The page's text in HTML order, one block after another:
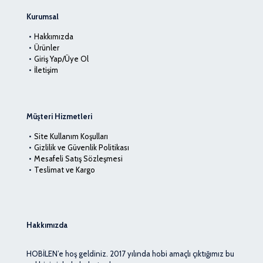
Kurumsal
Hakkımızda
Ürünler
Giriş Yap/Üye Ol
İletişim
Müşteri Hizmetleri
Site Kullanım Koşulları
Gizlilik ve Güvenlik Politikası
Mesafeli Satış Sözleşmesi
Teslimat ve Kargo
Hakkımızda
HOBİLEN’e hoş geldiniz. 2017 yılında hobi amaçlı çıktığımız bu